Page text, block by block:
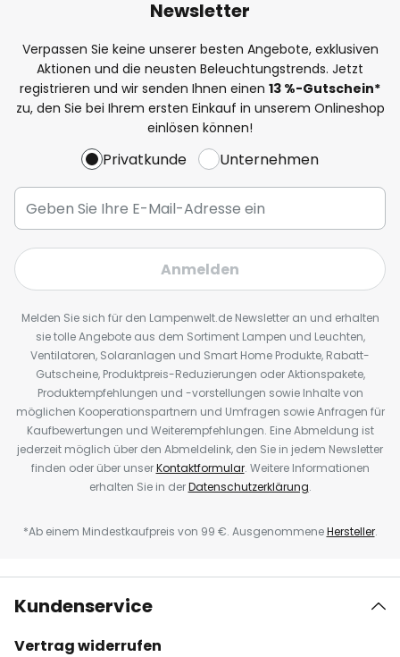
Newsletter
Verpassen Sie keine unserer besten Angebote, exklusiven
Aktionen und die neusten Beleuchtungstrends. Jetzt
registrieren und wir senden Ihnen einen 13 %-Gutschein*
zu, den Sie bei Ihrem ersten Einkauf in unserem Onlineshop
einlösen können!
Privatkunde Unternehmen
Anmelden
Melden Sie sich für den Lampenwelt.de Newsletter an und erhalten
sie tolle Angebote aus dem Sortiment Lampen und Leuchten,
Ventilatoren, Solaranlagen und Smart Home Produkte, Rabatt-
Gutscheine, Produktpreis-Reduzierungen oder Aktionspakete,
Produktempfehlungen und -vorstellungen sowie Inhalte von
möglichen Kooperationspartnern und Umfragen sowie Anfragen für
Kaufbewertungen und Weiterempfehlungen. Eine Abmeldung ist
jederzeit möglich über den Abmeldelink, den Sie in jedem Newsletter
finden oder über unserKontaktformular. Weitere Informationen
erhalten Sie in derDatenschutzerklärung.
*Ab einem Mindestkaufpreis von 99 €. AusgenommeneHersteller.
Kundenservice
Vertrag widerrufen